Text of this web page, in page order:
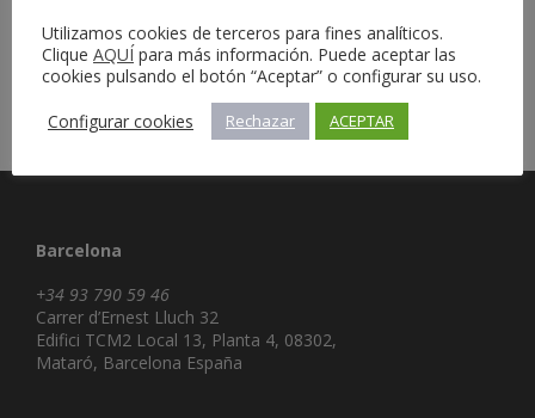
Barcelona
+34 93 790 59 46
Carrer d’Ernest Lluch 32
Edifici TCM2 Local 13, Planta 4, 08302,
Mataró, Barcelona España
Utilizamos cookies de terceros para fines analíticos.
Clique AQUÍ para más información. Puede aceptar las
cookies pulsando el botón “Aceptar” o configurar su uso.
Configurar cookies
Rechazar ACEPTAR